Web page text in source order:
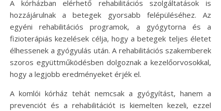
A kórházban elérhető rehabilitációs szolgáltatások is
hozzájárulnak a betegek gyorsabb felépüléséhez. Az
egyéni rehabilitációs programok, a gyógytorna és a
fizioterápiás kezelések célja, hogy a betegek teljes életet
élhessenek a gyógyulás után. A rehabilitációs szakemberek
szoros együttműködésben dolgoznak a kezelőorvosokkal,
hogy a legjobb eredményeket érjék el.
A komlói kórház tehát nemcsak a gyógyítást, hanem a
prevenciót és a rehabilitációt is kiemelten kezeli, ezzel